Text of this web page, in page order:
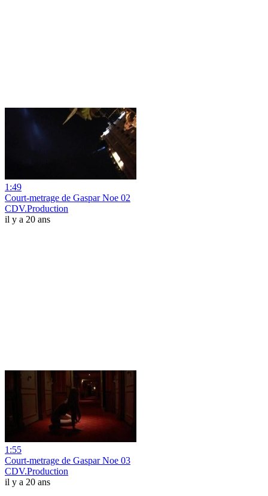
1:49
Court-metrage de Gaspar Noe 02
CDV.Production
il y a 20 ans
1:55
Court-metrage de Gaspar Noe 03
CDV.Production
il y a 20 ans